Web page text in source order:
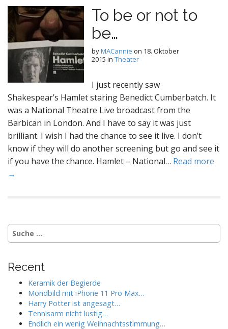
To be or not to
be…
byMACannie on 18. Oktober
2015 in Theater
I just recently saw
Shakespear’s Hamlet staring Benedict Cumberbatch. It
was a National Theatre Live broadcast from the
Barbican in London. And I have to say it was just
brilliant. I wish I had the chance to see it live. I don’t
know if they will do another screening but go and see it
if you have the chance. Hamlet – National… Read more
→
S
u
e
Recent
Keramik der Begierde
Mondbild mit iPhone 11 Pro Max…
Harry Potter ist angesagt…
Tennisarm nicht lustig…
Endlich ein wenig Weihnachtsstimmung…